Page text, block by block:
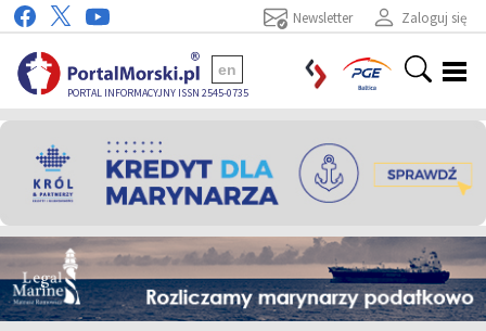
Zaloguj się
Newsletter
PORTAL INFORMACYJNY ISSN 2545-0735
en